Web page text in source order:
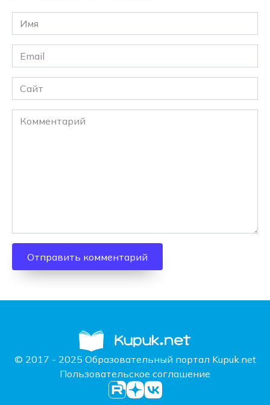
Имя
*
Email
*
Сайт
Комментарий
© 2017 - 2025 Образовательный портал Kupuk.net
Пользовательское соглашение